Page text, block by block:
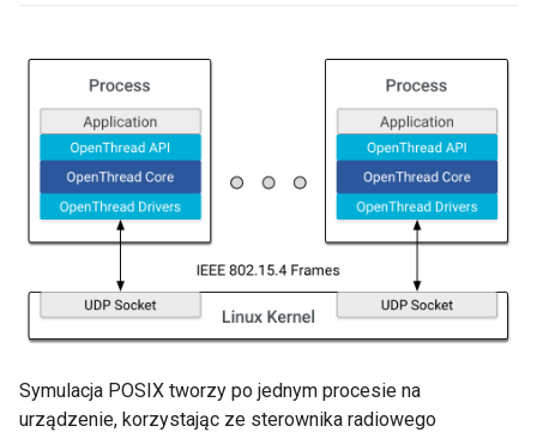
Symulacja POSIX tworzy po jednym procesie na
urządzenie, korzystając ze sterownika radiowego